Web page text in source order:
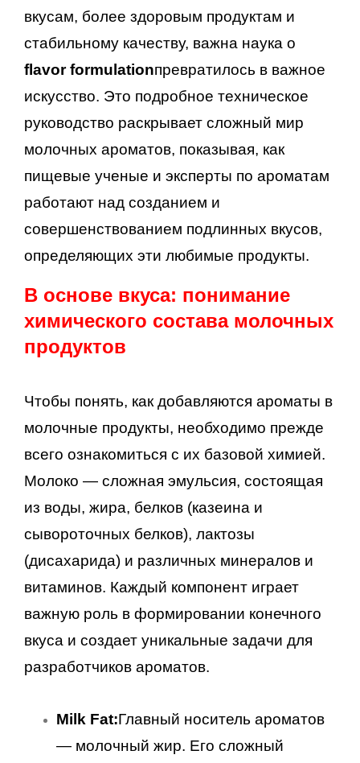
вкусам, более здоровым продуктам и
стабильному качеству, важна наука о
flavor formulationпревратилось в важное
искусство. Это подробное техническое
руководство раскрывает сложный мир
молочных ароматов, показывая, как
пищевые ученые и эксперты по ароматам
работают над созданием и
совершенствованием подлинных вкусов,
определяющих эти любимые продукты.
В основе вкуса: понимание
химического состава молочных
продуктов
Чтобы понять, как добавляются ароматы в
молочные продукты, необходимо прежде
всего ознакомиться с их базовой химией.
Молоко — сложная эмульсия, состоящая
из воды, жира, белков (казеина и
сывороточных белков), лактозы
(дисахарида) и различных минералов и
витаминов. Каждый компонент играет
важную роль в формировании конечного
вкуса и создает уникальные задачи для
разработчиков ароматов.
Milk Fat:Главный носитель ароматов
— молочный жир. Его сложный